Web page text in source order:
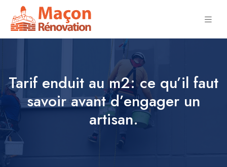
Tarif enduit au m2: ce qu’il faut
savoir avant d’engager un
artisan.